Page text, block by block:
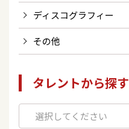
ディスコグラフィー
その他
タレントから探す